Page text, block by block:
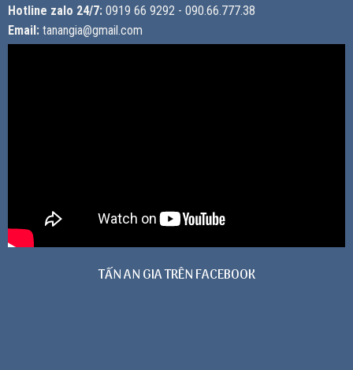
Hotline zalo 24/7: 0919 66 9292 - 090.66.777.38
Email: tanangia@gmail.com
TẤN AN GIA TRÊN FACEBOOK